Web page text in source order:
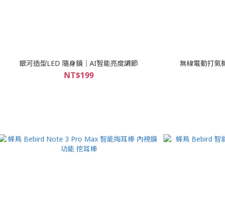
銀河造型LED 隨身鏡｜AI智能亮度調節
NT$199
無線電動打氣